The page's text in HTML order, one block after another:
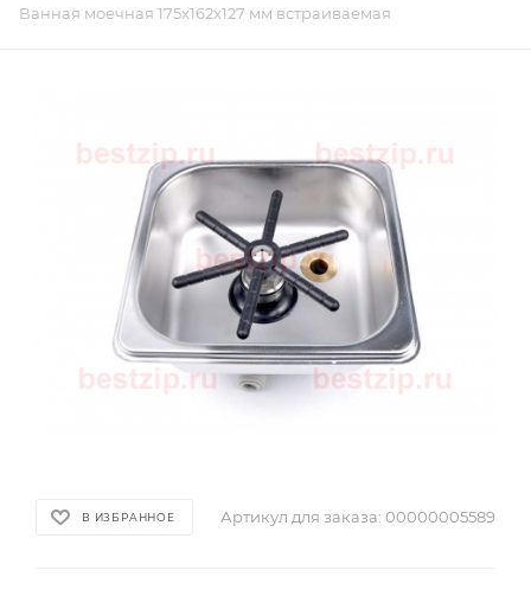
Ванная моечная 175х162x127 мм встраиваемая
В ИЗБРАННОЕ Артикул для заказа: 00000005589